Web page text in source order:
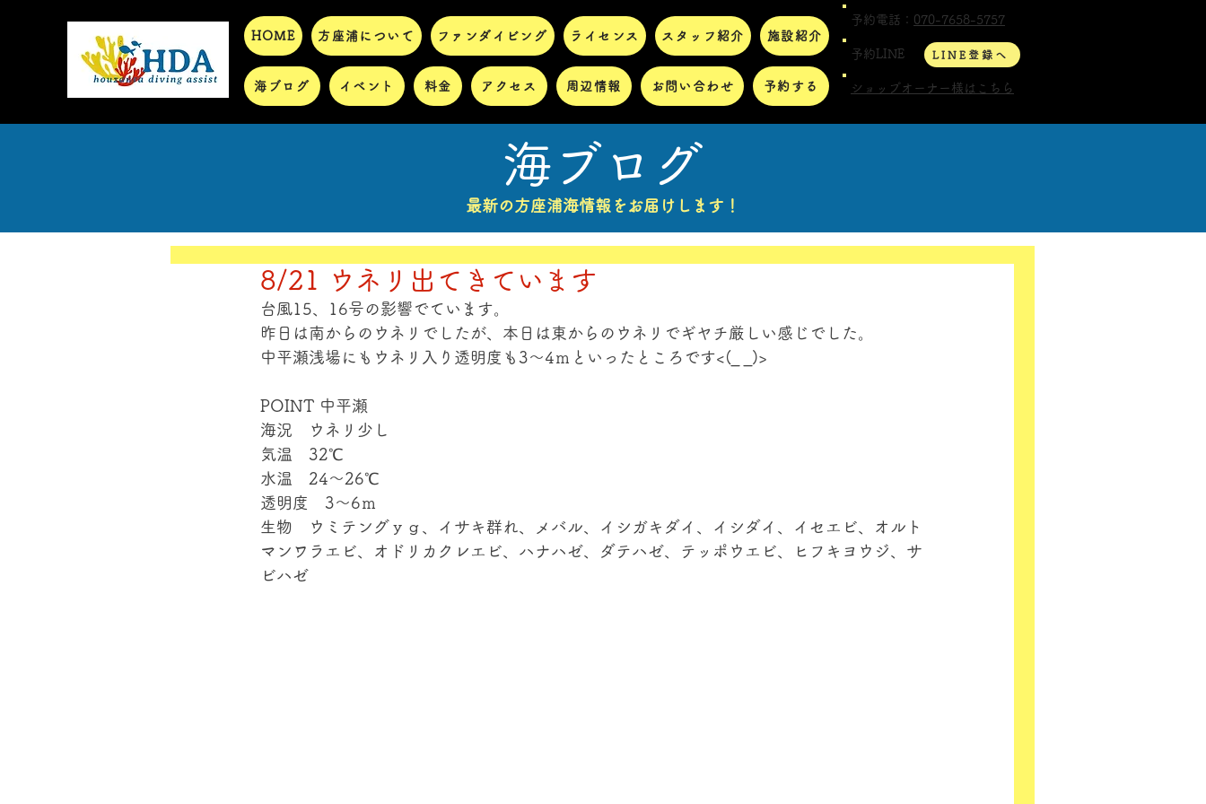
HOME 方座浦について ファンダイビング ライセンス スタッフ紹介 施設紹介
海ブログ イベント 料金 アクセス 周辺情報 お問い合わせ 予約する
予約電話： 070-7658-5757
予約LINE LINE登録へ
ショップオーナー様はこちら
海ブログ
最新の方座浦海情報をお届けします！
8/21 ウネリ出てきています
台風15、16号の影響でています。
昨日は南からのウネリでしたが、本日は東からのウネリでギヤチ厳しい感じでした。
中平瀬浅場にもウネリ入り透明度も3～4ｍといったところです<(_ _)>
POINT 中平瀬
海況　ウネリ少し
気温　32℃
水温　24～26℃
透明度　3～6ｍ
生物　ウミテングｙｇ、イサキ群れ、メバル、イシガキダイ、イシダイ、イセエビ、オルト
マンワラエビ、オドリカクレエビ、ハナハゼ、ダテハゼ、テッポウエビ、ヒフキヨウジ、サ
ビハゼ